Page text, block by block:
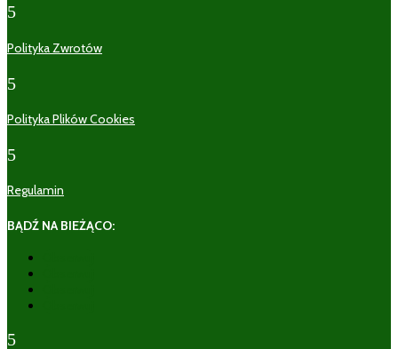
5
Polityka Zwrotów
5
Polityka Plików Cookies
5
Regulamin
BĄDŹ NA BIEŻĄCO:
5